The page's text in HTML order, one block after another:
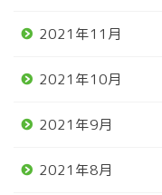
2021年11月
2021年10月
2021年9月
2021年8月